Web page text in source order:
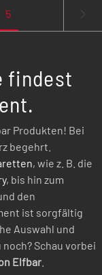
5
findest
Produkten! Bei
begehrt.
, wie z. B. die
, bis hin zum
den
ist sorgfältig
Auswahl und
Schau vorbei
Elfbar